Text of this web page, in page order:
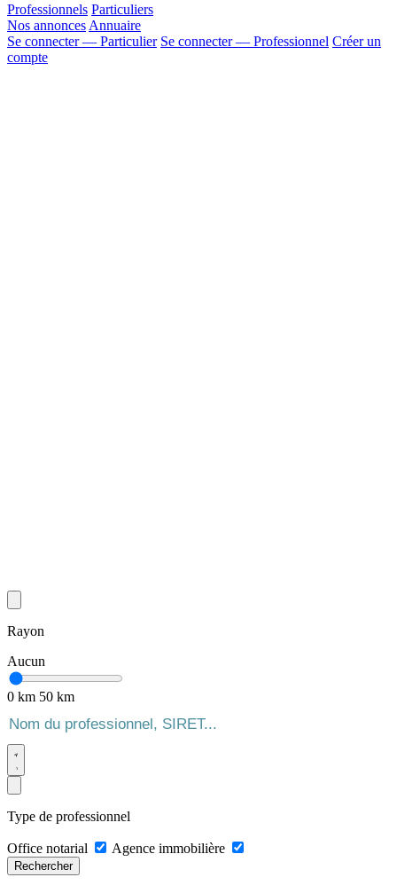
Professionnels Particuliers
Nos annonces Annuaire
Se connecter — Particulier Se connecter — Professionnel Créer un
compte
Rayon
Aucun
0 km 50 km
Type de professionnel
Office notarial Agence immobilière
Rechercher